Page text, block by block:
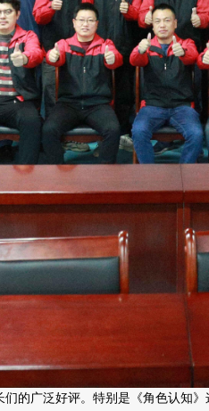
的广泛好评。特别是《角色认知